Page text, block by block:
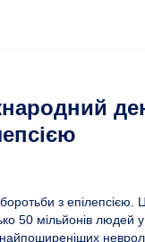
з
50 мільйонів людей у